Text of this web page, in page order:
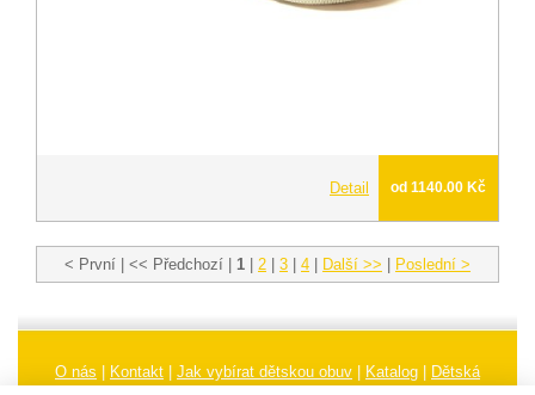
Detail od 1140.00 Kč
< První | << Předchozí | 1 2 3 4 Další >> Poslední >
O nás Kontakt Jak vybírat dětskou obuv Katalog Dětská